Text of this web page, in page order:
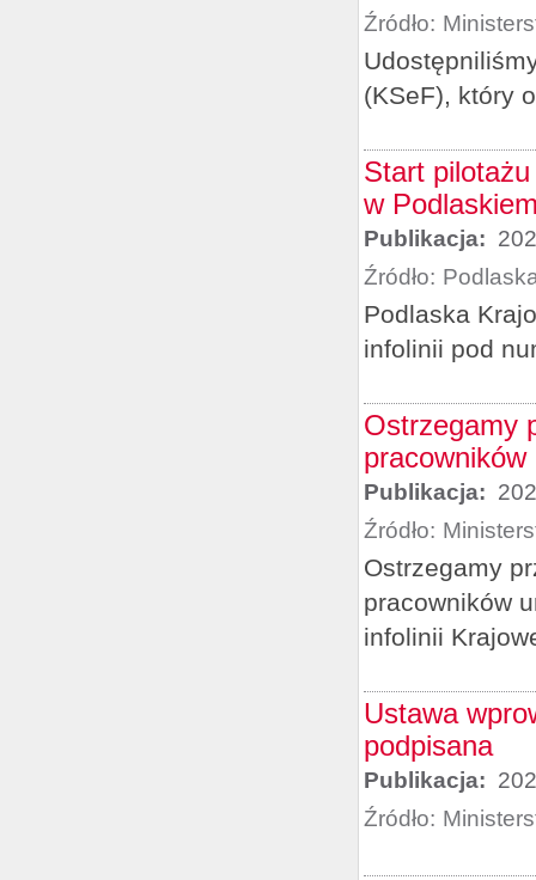
Źródło:
(KSeF), który
Start
w
Publikacja:
Źródło:
Podlaska
infolinii pod
Ostrzegamy
Publikacja:
Źródło:
Ostrzegamy
pracowników
infolinii
Ustawa
podpisana
Publikacja:
Źródło: